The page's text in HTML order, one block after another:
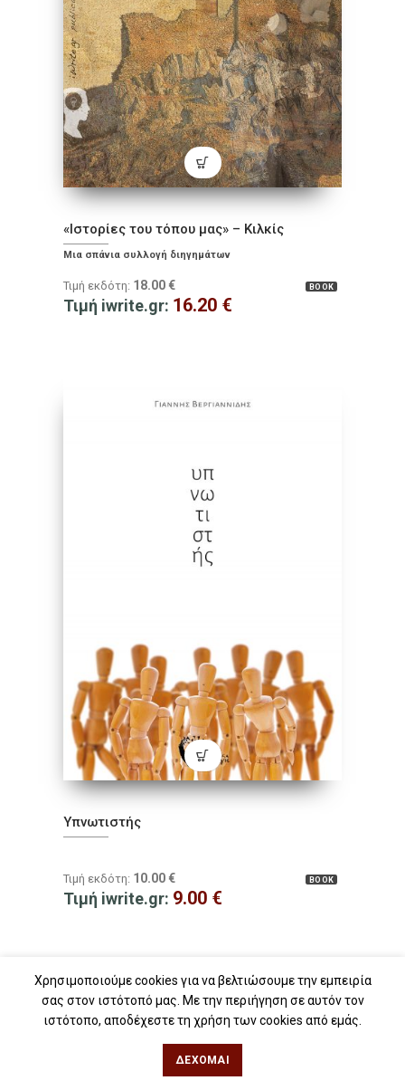
«Ιστορίες του τόπου μας» – Κιλκίς
Μια σπάνια συλλογή διηγημάτων
BOOK
Τιμή εκδότη: 18.00 €
Τιμή iwrite.gr: 16.20 €
Υπνωτιστής
BOOK
Τιμή εκδότη: 10.00 €
Τιμή iwrite.gr: 9.00 €
Χρησιμοποιούμε cookies για να βελτιώσουμε την εμπειρία
σας στον ιστότοπό μας. Με την περιήγηση σε αυτόν τον
ιστότοπο, αποδέχεστε τη χρήση των cookies από εμάς.
ΔΈΧΟΜΑΙ